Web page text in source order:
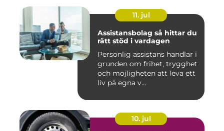
11. jul
Assistansbolag så hittar du
rätt stöd i vardagen
Personlig assistans handlar i
grunden om frihet, trygghet
och möjligheten att leva ett
liv på egna v...
10. jul